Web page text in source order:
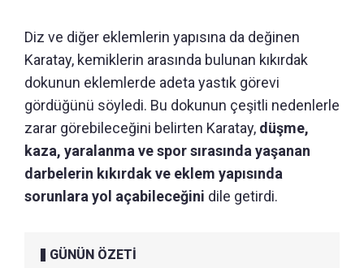
Diz ve diğer eklemlerin yapısına da değinen
Karatay, kemiklerin arasında bulunan kıkırdak
dokunun eklemlerde adeta yastık görevi
gördüğünü söyledi. Bu dokunun çeşitli nedenlerle
zarar görebileceğini belirten Karatay, düşme,
kaza, yaralanma ve spor sırasında yaşanan
darbelerin kıkırdak ve eklem yapısında
sorunlara yol açabileceğini dile getirdi.
GÜNÜN ÖZETİ